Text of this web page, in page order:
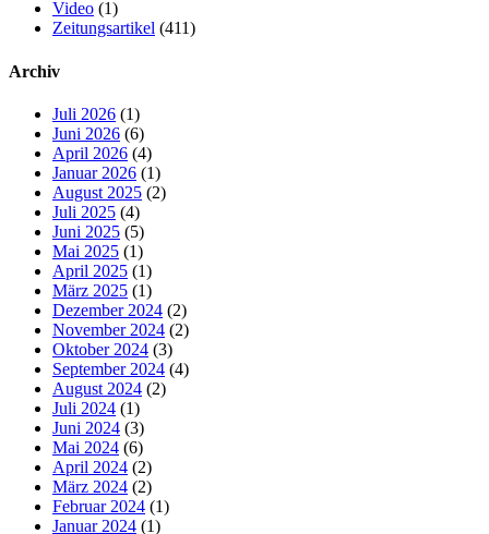
Video (1)
Zeitungsartikel (411)
Archiv
Juli 2026 (1)
Juni 2026 (6)
April 2026 (4)
Januar 2026 (1)
August 2025 (2)
Juli 2025 (4)
Juni 2025 (5)
Mai 2025 (1)
April 2025 (1)
März 2025 (1)
Dezember 2024 (2)
November 2024 (2)
Oktober 2024 (3)
September 2024 (4)
August 2024 (2)
Juli 2024 (1)
Juni 2024 (3)
Mai 2024 (6)
April 2024 (2)
März 2024 (2)
Februar 2024 (1)
Januar 2024 (1)